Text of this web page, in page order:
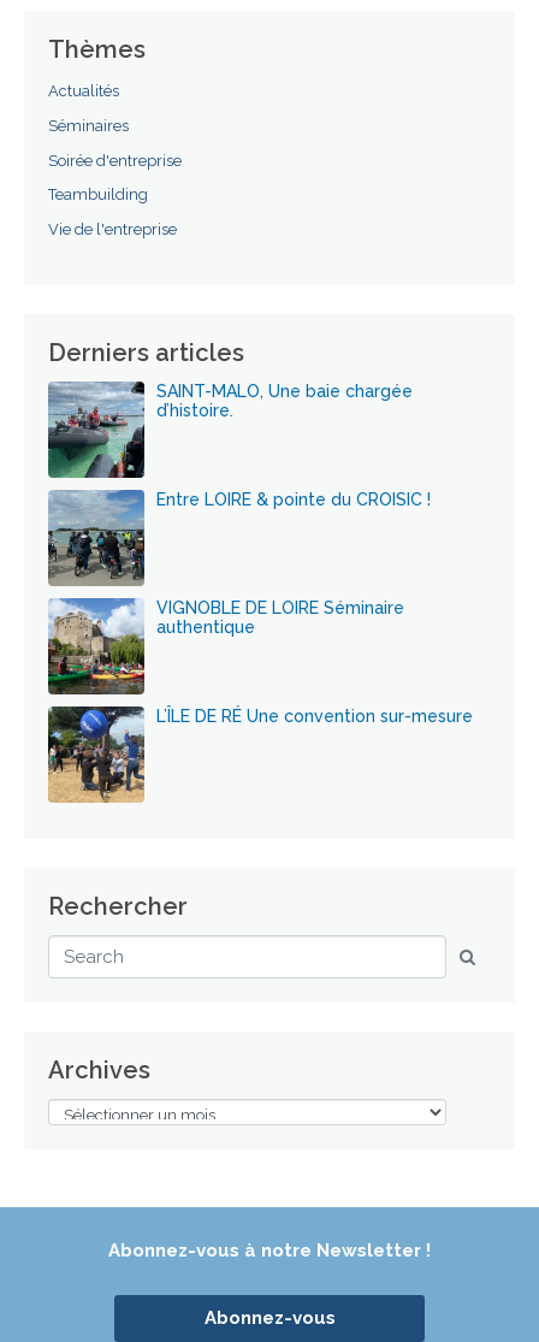
Thèmes
Actualités
Séminaires
Soirée d'entreprise
Teambuilding
Vie de l'entreprise
Derniers articles
SAINT-MALO, Une baie chargée
d’histoire.
Entre LOIRE & pointe du CROISIC !
VIGNOBLE DE LOIRE Séminaire
authentique
L’ÎLE DE RÉ Une convention sur-mesure
Rechercher
Archives
Abonnez-vous à notre Newsletter !
Abonnez-vous